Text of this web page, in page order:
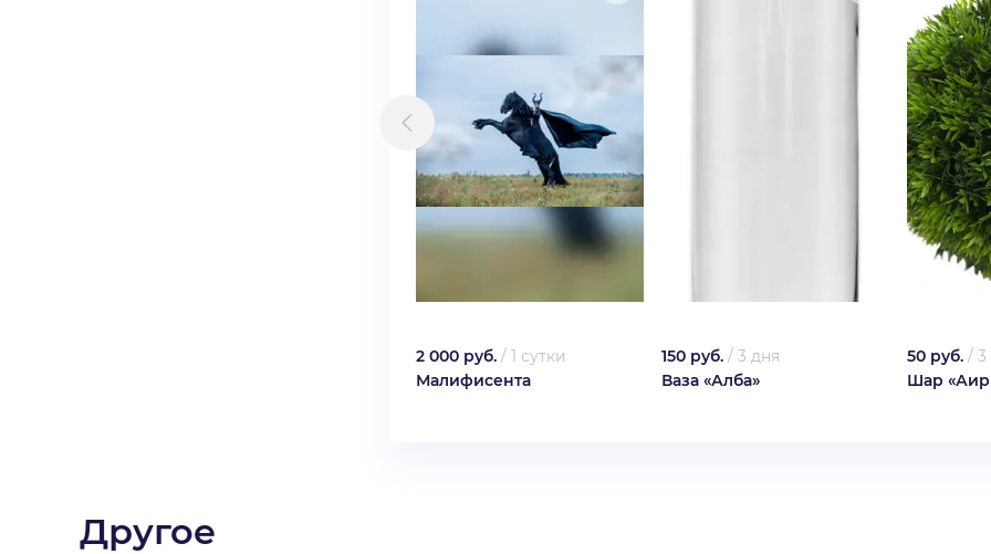
2 000 руб. / 1 сутки
Малифисента
150 руб. / 3 дня
Ваза «Алба»
50 руб. / 3
Шар «Аир
Другое